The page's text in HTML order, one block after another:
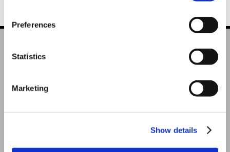
Preferences
Statistics
Marketing
Show details
『モンスターハンターワイルズ』シーンイラストTシャツ
1（RUN!）スミクロ S
Sサイズ / RUN! スミクロ
商品を選びなおす
4,480円
(税込)